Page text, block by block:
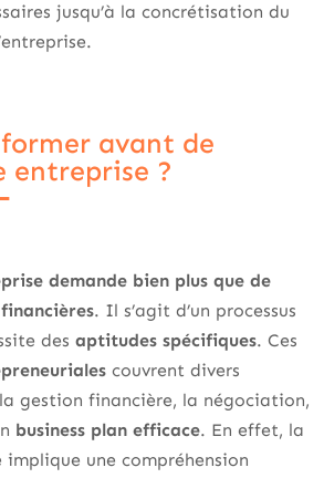
jusqu’à la concrétisation du
avant de
entreprise ?
demande bien plus que de
. Il s’agit d’un processus
des aptitudes spécifiques. Ces
couvrent divers
gestion financière, la négociation,
business plan efficace. En effet, la
implique une compréhension